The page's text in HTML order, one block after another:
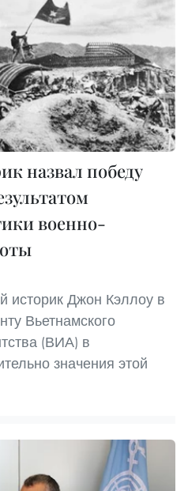
назвал победу
военно-
историк Джон Кэллоу в
Вьетнамского
(ВИА) в
значения этой